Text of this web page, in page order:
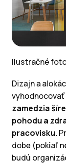
Ilustračné
Dizajn a
zamedzia
pohodu a
pracovisku.
dobe (pokiaľ
budú